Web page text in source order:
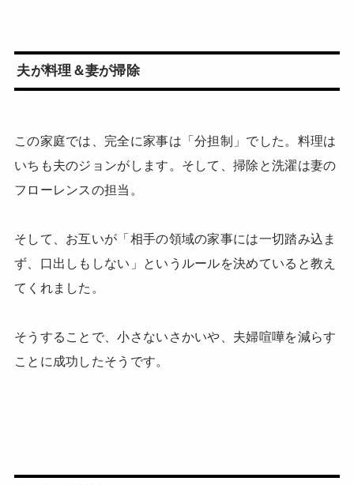
夫が料理＆妻が掃除
この家庭では、完全に家事は「分担制」でした。料理は
いちも夫のジョンがします。そして、掃除と洗濯は妻の
フローレンスの担当。
そして、お互いが「相手の領域の家事には一切踏み込ま
ず、口出しもしない」というルールを決めていると教え
てくれました。
そうすることで、小さないさかいや、夫婦喧嘩を減らす
ことに成功したそうです。